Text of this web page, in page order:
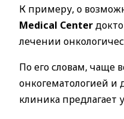
К примеру, о
Medical Сenter
лечении
По его словам, чаще
онкогематологией
клиника предлагает